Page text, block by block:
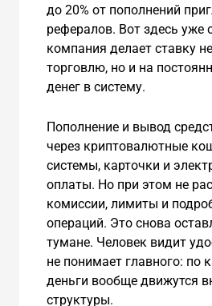
до 20% от пополнений
рефералов. Вот здесь уже
компания делает ставку
торговлю, но и на
денег в систему.
Пополнение и вывод
через криптовалютные
системы, карточки и
оплаты. Но при этом не
комиссии, лимиты и
операций. Это снова
тумане. Человек видит
не понимает главного: по
деньги вообще движутся
структуры.